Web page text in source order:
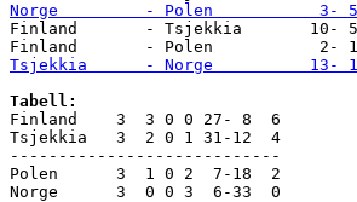
Norge         - Polen           3- 5
Finland       - Tsjekkia       10- 5
Tsjekkia      - Norge          13- 1
Tabell:
Finland    3  3 0 0 27- 8  6
Tsjekkia   3  2 0 1 31-12  4
----------------------------
Polen      3  1 0 2  7-18  2
Norge      3  0 0 3  6-33  0